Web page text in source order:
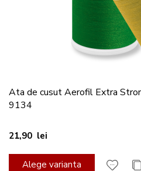
Ata de cusut Aerofil Extra
9134
21,90 lei
Alege varianta